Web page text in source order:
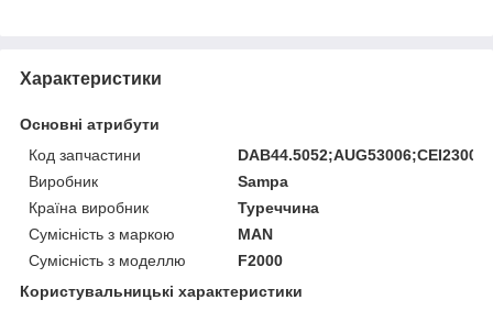
Характеристики
Основні атрибути
Код запчастини
Виробник
Sampa
Країна виробник
Туреччина
Сумісність з маркою
MAN
Сумісність з моделлю
F2000
Користувальницькі характеристики